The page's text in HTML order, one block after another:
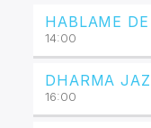
HABLAME
14:00
DHARMA
16:00